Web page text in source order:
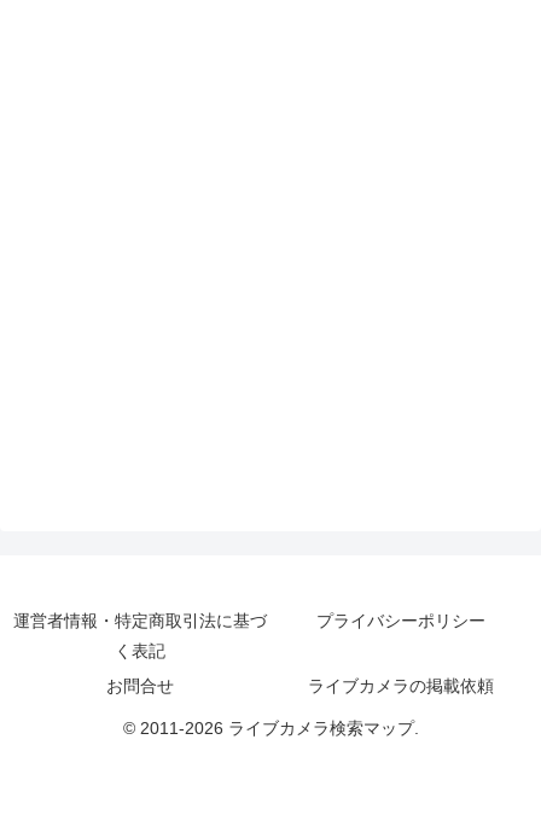
運営者情報・特定商取引法に基づ
く表記
プライバシーポリシー
お問合せ ライブカメラの掲載依頼
© 2011-2026 ライブカメラ検索マップ.